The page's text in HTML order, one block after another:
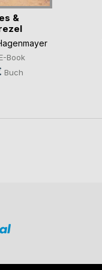
&
Book
Buch